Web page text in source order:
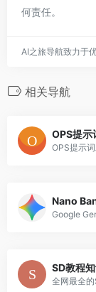
何责任。
AI之旅导航致力于
相关导航
OPS提示
OPS提示
Nano
Google
SD教程
全网最全